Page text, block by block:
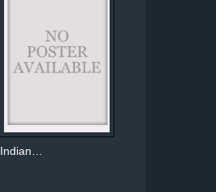
Indian…